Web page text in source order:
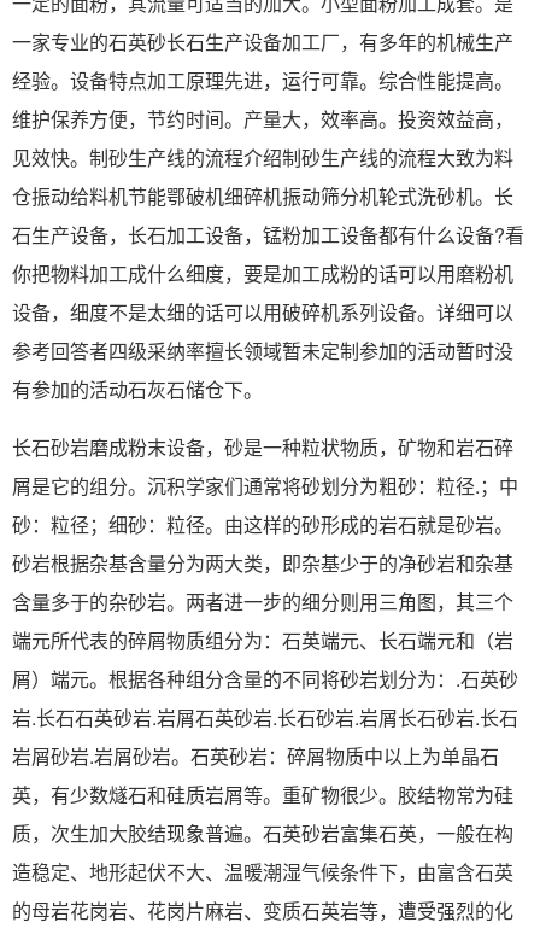
一家专业的石英砂长石生产设备加工厂，有多年的机械生产
经验。设备特点加工原理先进，运行可靠。综合性能提高。
维护保养方便，节约时间。产量大，效率高。投资效益高，
见效快。制砂生产线的流程介绍制砂生产线的流程大致为料
仓振动给料机节能鄂破机细碎机振动筛分机轮式洗砂机。长
石生产设备，长石加工设备，锰粉加工设备都有什么设备?看
你把物料加工成什么细度，要是加工成粉的话可以用磨粉机
设备，细度不是太细的话可以用破碎机系列设备。详细可以
参考回答者四级采纳率擅长领域暂未定制参加的活动暂时没
有参加的活动石灰石储仓下。
长石砂岩磨成粉末设备，砂是一种粒状物质，矿物和岩石碎
屑是它的组分。沉积学家们通常将砂划分为粗砂：粒径.；中
砂：粒径；细砂：粒径。由这样的砂形成的岩石就是砂岩。
砂岩根据杂基含量分为两大类，即杂基少于的净砂岩和杂基
含量多于的杂砂岩。两者进一步的细分则用三角图，其三个
端元所代表的碎屑物质组分为：石英端元、长石端元和（岩
屑）端元。根据各种组分含量的不同将砂岩划分为：.石英砂
岩.长石石英砂岩.岩屑石英砂岩.长石砂岩.岩屑长石砂岩.长石
岩屑砂岩.岩屑砂岩。石英砂岩：碎屑物质中以上为单晶石
英，有少数燧石和硅质岩屑等。重矿物很少。胶结物常为硅
质，次生加大胶结现象普遍。石英砂岩富集石英，一般在构
造稳定、地形起伏不大、温暖潮湿气候条件下，由富含石英
的母岩花岗岩、花岗片麻岩、变质石英岩等，遭受强烈的化